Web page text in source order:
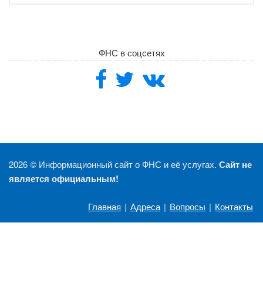
ФНС в соцсетях
2026 © Информационный сайт о ФНС и её услугах. Сайт не
является официальным!
Главная | Адреса | Вопросы | Контакты